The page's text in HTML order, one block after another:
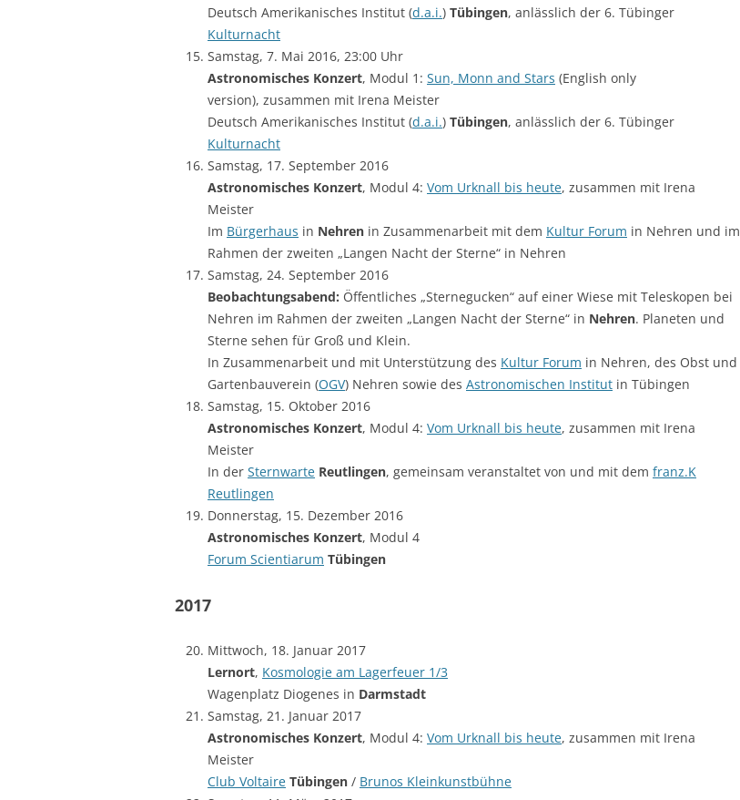
Deutsch Amerikanisches Institut (d.a.i.) Tübingen, anlässlich der 6. Tübinger
Kulturnacht
Samstag, 7. Mai 2016, 23:00 Uhr
Astronomisches Konzert, Modul 1: Sun, Monn and Stars (English only
version), zusammen mit Irena Meister
Deutsch Amerikanisches Institut (d.a.i.) Tübingen, anlässlich der 6. Tübinger
Kulturnacht
Samstag, 17. September 2016
Astronomisches Konzert, Modul 4: Vom Urknall bis heute, zusammen mit Irena
Meister
Im Bürgerhaus in Nehren in Zusammenarbeit mit dem Kultur Forum in Nehren und im
Rahmen der zweiten „Langen Nacht der Sterne“ in Nehren
Samstag, 24. September 2016
Beobachtungsabend: Öffentliches „Sternegucken“ auf einer Wiese mit Teleskopen bei
Nehren im Rahmen der zweiten „Langen Nacht der Sterne“ in Nehren. Planeten und
Sterne sehen für Groß und Klein.
In Zusammenarbeit und mit Unterstützung des Kultur Forum in Nehren, des Obst und
Gartenbauverein (OGV) Nehren sowie des Astronomischen Institut in Tübingen
Samstag, 15. Oktober 2016
Astronomisches Konzert, Modul 4: Vom Urknall bis heute, zusammen mit Irena
Meister
In der Sternwarte Reutlingen, gemeinsam veranstaltet von und mit dem franz.K
Reutlingen
Donnerstag, 15. Dezember 2016
Astronomisches Konzert, Modul 4
Forum Scientiarum Tübingen
2017
Mittwoch, 18. Januar 2017
Lernort, Kosmologie am Lagerfeuer 1/3
Wagenplatz Diogenes in Darmstadt
Samstag, 21. Januar 2017
Astronomisches Konzert, Modul 4: Vom Urknall bis heute, zusammen mit Irena
Meister
Club Voltaire Tübingen / Brunos Kleinkunstbühne